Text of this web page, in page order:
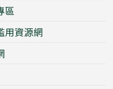
區
用資源網